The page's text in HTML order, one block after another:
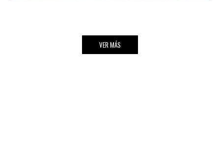
VER MÁS